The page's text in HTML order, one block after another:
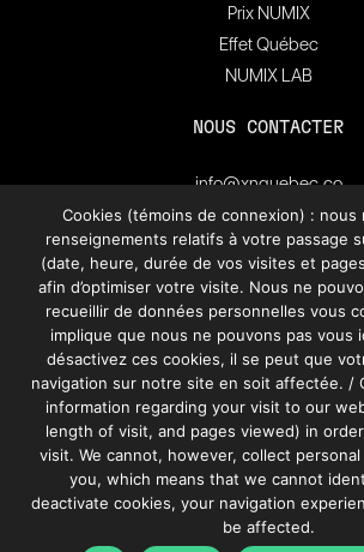
Prix NUMIX
Effet Québec
NUMIX LAB
NOUS CONTACTER
info@xnquebec.co
Salle de presse
FAQ
Inscrivez-vous à
l'infolettre de XN Québec.
S’INSCRIRE
Cookies (témoins de connexion) : nous
renseignements relatifs à votre passage
(date, heure, durée de vos visites et
afin d’optimiser votre visite. Nous ne
recueillir de données personnelles vous
implique que nous ne pouvons pas vous
désactivez ces cookies, il se peut que
navigation sur notre site en soit affectée. /
information regarding your visit to our
length of visit, and pages viewed) in
visit. We cannot, however, collect
you, which means that we cannot
deactivate cookies, your navigation
be affected.